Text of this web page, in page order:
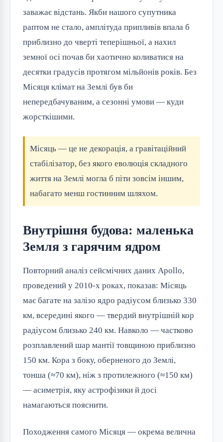
заважає відстань. Якби нашого супутника
раптом не стало, амплітуда припливів впала б
приблизно до чверті теперішньої, а нахил
земної осі почав би хаотично коливатися на
десятки градусів протягом мільйонів років. Без
Місяця клімат на Землі був би
непередбачуваним, а сезонні умови — куди
жорсткішими.
Місяць — це не декорація, а гравітаційний
стабілізатор, без якого еволюція складного
життя на Землі могла б піти зовсім іншим,
набагато менш гостинним шляхом.
Внутрішня будова: маленька
Земля з гарячим ядром
Повторний аналіз сейсмічних даних Apollo,
проведений у 2010-х роках, показав: Місяць
має багате на залізо ядро радіусом близько 330
км, всередині якого — твердий внутрішній кор
радіусом близько 240 км. Навколо — частково
розплавлений шар мантії товщиною приблизно
150 км. Кора з боку, оберненого до Землі,
тонша (≈70 км), ніж з протилежного (≈150 км)
— асиметрія, яку астрофізики й досі
намагаються пояснити.
Походження самого Місяця — окрема велична